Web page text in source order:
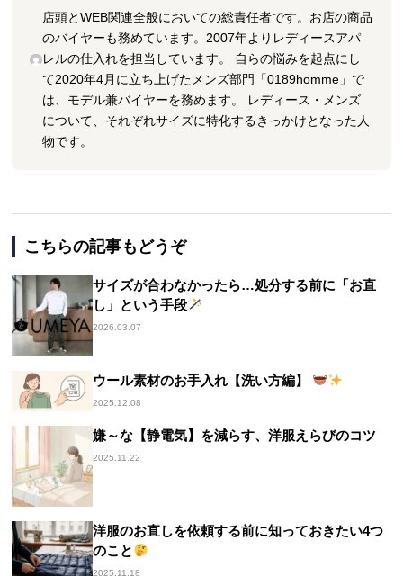
店頭とWEB関連全般においての総責任者です。お店の商品
のバイヤーも務めています。2007年よりレディースアパ
レルの仕入れを担当しています。 自らの悩みを起点にし
て2020年4月に立ち上げたメンズ部門「0189homme」で
は、モデル兼バイヤーを務めます。 レディース・メンズ
について、それぞれサイズに特化するきっかけとなった人
物です。
こちらの記事もどうぞ
サイズが合わなかったら…処分する前に「お直
し」という手段
2026.03.07
ウール素材のお手入れ【洗い方編】
2025.12.08
嫌～な【静電気】を減らす、洋服えらびのコツ
2025.11.22
洋服のお直しを依頼する前に知っておきたい4つ
のこと
2025.11.18